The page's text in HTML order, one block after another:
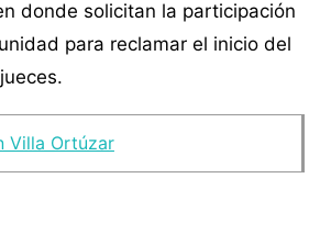
donde solicitan la participación
para reclamar el inicio del
Villa Ortúzar